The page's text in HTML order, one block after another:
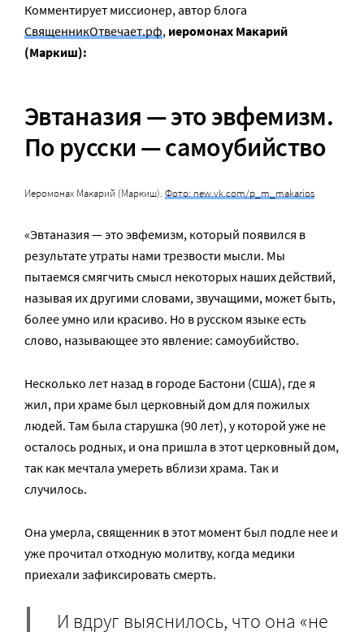
Комментирует миссионер, автор блога
СвященникОтвечает.рф, иеромонах Макарий
(Маркиш):
Эвтаназия — это эвфемизм.
По русски — самоубийство
Иеромонах Макарий (Маркиш). Фото: new.vk.com/p_m_makarios
«Эвтаназия — это эвфемизм, который появился в
результате утраты нами трезвости мысли. Мы
пытаемся смягчить смысл некоторых наших действий,
называя их другими словами, звучащими, может быть,
более умно или красиво. Но в русском языке есть
слово, называющее это явление: самоубийство.
Несколько лет назад в городе Бастони (США), где я
жил, при храме был церковный дом для пожилых
людей. Там была старушка (90 лет), у которой уже не
осталось родных, и она пришла в этот церковный дом,
так как мечтала умереть вблизи храма. Так и
случилось.
Она умерла, священник в этот момент был подле нее и
уже прочитал отходную молитву, когда медики
приехали зафиксировать смерть.
И вдруг выяснилось, что она «не